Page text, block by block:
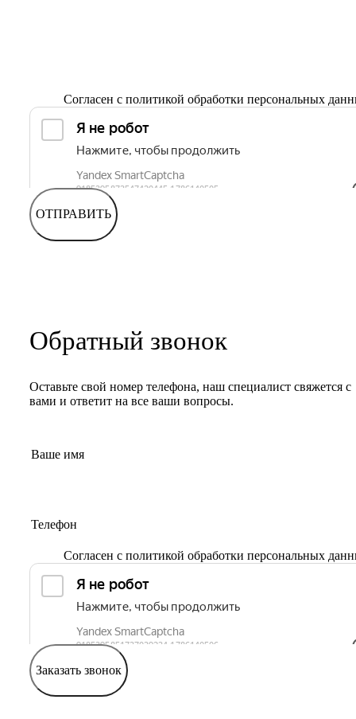
Согласен с политикой обработки персональных
ОТПРАВИТЬ
Обратный звонок
Оставьте свой номер телефона, наш специалист свяжется с
вами и ответит на все ваши вопросы.
Согласен с политикой обработки персональных
Заказать звонок